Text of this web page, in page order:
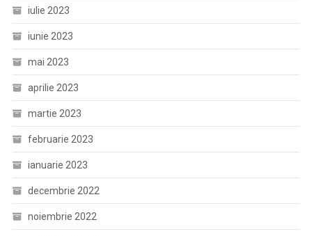
iulie 2023
iunie 2023
mai 2023
aprilie 2023
martie 2023
februarie 2023
ianuarie 2023
decembrie 2022
noiembrie 2022